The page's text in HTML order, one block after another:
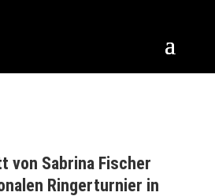
von Sabrina Fischer
Ringerturnier in